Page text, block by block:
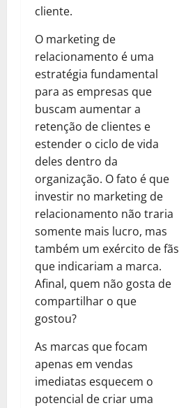
cliente.
O marketing de
relacionamento é uma
estratégia fundamental
para as empresas que
buscam aumentar a
retenção de clientes e
estender o ciclo de vida
deles dentro da
organização. O fato é que
investir no marketing de
relacionamento não traria
somente mais lucro, mas
também um exército de fãs
que indicariam a marca.
Afinal, quem não gosta de
compartilhar o que
gostou?
As marcas que focam
apenas em vendas
imediatas esquecem o
potencial de criar uma